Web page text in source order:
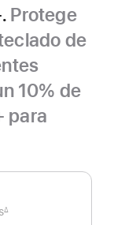
Protege
de
10% de
para
meses
∆